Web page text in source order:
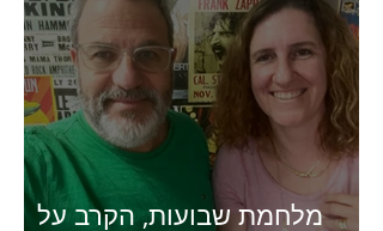
מלחמת שבועות, הקרב על